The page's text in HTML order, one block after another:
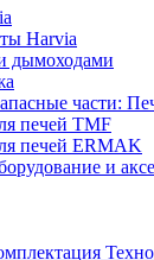
Harvia
дымоходами
части:
печей TMF
печей ERMAK
и